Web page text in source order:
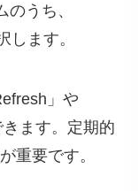
うち、
します。
」や
きます。定期的
重要です。